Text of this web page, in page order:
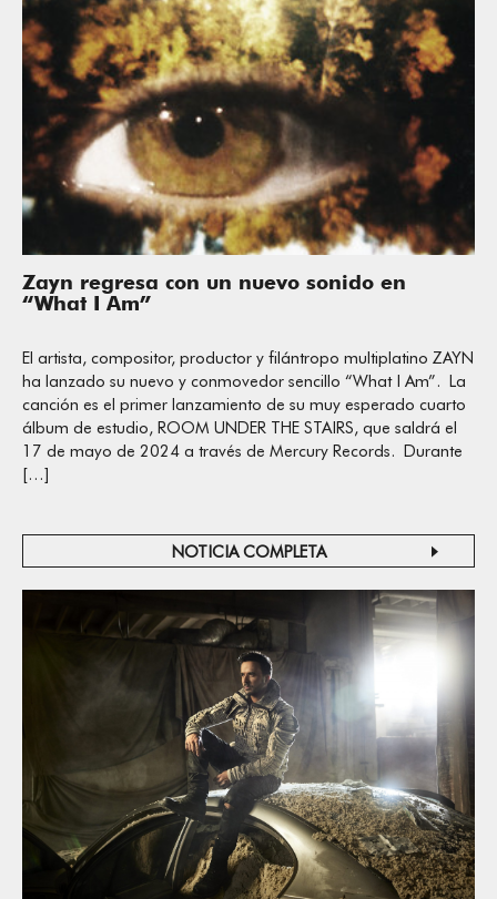
Zayn regresa con un nuevo sonido en
“What I Am”
El artista, compositor, productor y filántropo multiplatino ZAYN
ha lanzado su nuevo y conmovedor sencillo “What I Am”. La
canción es el primer lanzamiento de su muy esperado cuarto
álbum de estudio, ROOM UNDER THE STAIRS, que saldrá el
17 de mayo de 2024 a través de Mercury Records. Durante
[…]
NOTICIA COMPLETA